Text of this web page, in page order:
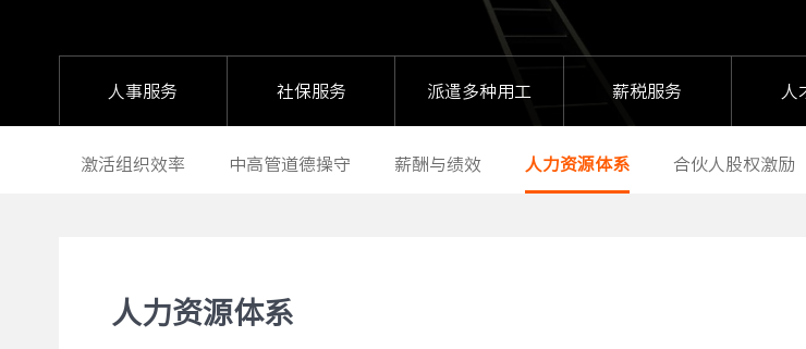
人事服务 社保服务 派遣多种用工 薪税服务 人
激活组织效率 中高管道德操守 薪酬与绩效 人力资源体系 合伙人股权激励
人力资源体系